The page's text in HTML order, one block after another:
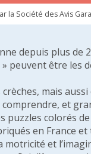
la Société des Avis
depuis plus
peuvent être les
mais
et
puzzles
en France
et